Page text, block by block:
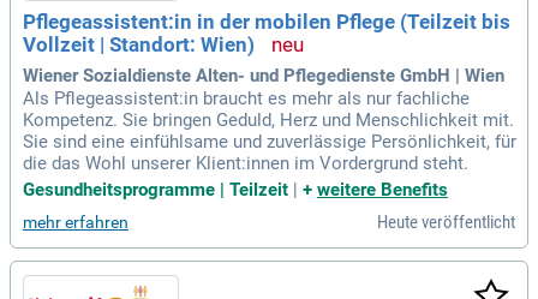
Pflegeassistent:in in der mobilen Pflege (Teilzeit bis
Vollzeit | Standort: Wien)
Wiener Sozialdienste Alten- und Pflegedienste GmbH | Wien
Als Pflegeassistent:in braucht es mehr als nur fachliche
Kompetenz. Sie bringen Geduld, Herz und Menschlichkeit mit.
Sie sind eine einfühlsame und zuverlässige Persönlichkeit, für
die das Wohl unserer Klient:innen im Vordergrund steht.
Gesundheitsprogramme | Teilzeit
+ weitere Benefits
mehr erfahren Heute veröffentlicht